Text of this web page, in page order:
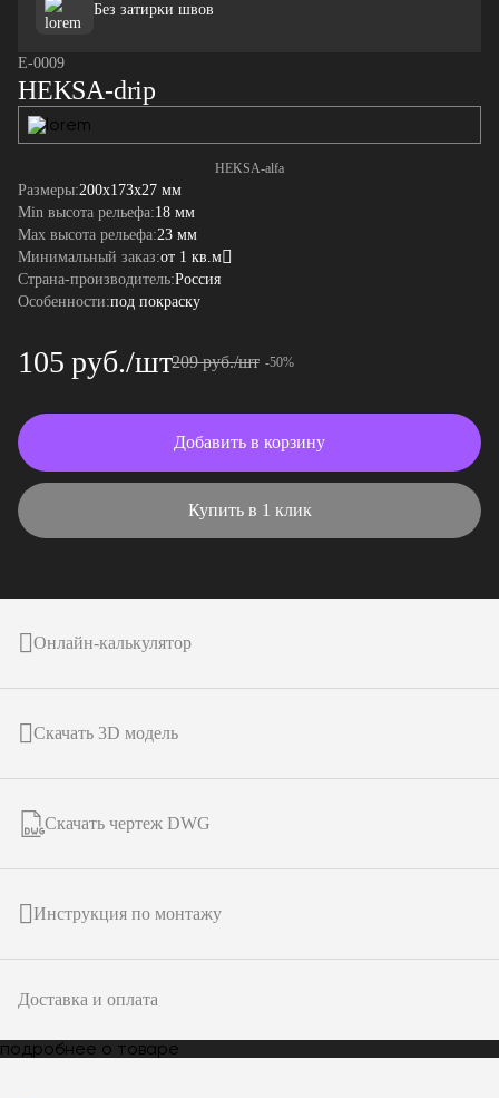
Без затирки швов
E-0009
HEKSA-drip
HEKSA-alfa
Размеры:200x173x27 мм
Min высота рельефа:18 мм
Max высота рельефа:23 мм
Минимальный заказ:от 1 кв.м
Страна-производитель:Россия
Особенности:под покраску
105 руб./шт209 руб./шт -50%
Добавить в корзину
Купить в 1 клик
Онлайн-калькулятор
Скачать 3D модель
Скачать чертеж DWG
Инструкция по монтажу
Доставка и оплата
подробнее о товаре